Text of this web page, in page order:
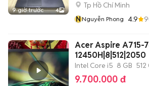
9 giờ trước 4
Tp Hồ Chí Minh
NNguyễn Phong 4.9
Acer Aspire A715-
12450H|8|512|2050
Intel Core i5 8 GB 512
9.700.000 đ